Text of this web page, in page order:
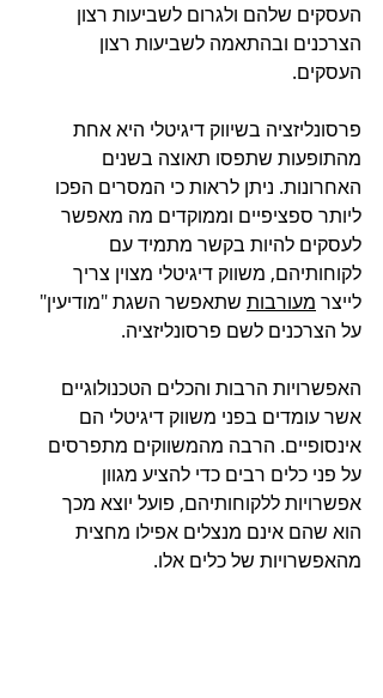
העסקים שלהם ולגרום לשביעות רצון
הצרכנים ובהתאמה לשביעות רצון
העסקים.
פרסונליזציה בשיווק דיגיטלי היא אחת
מהתופעות שתפסו תאוצה בשנים
האחרונות. ניתן לראות כי המסרים הפכו
ליותר ספציפיים וממוקדים מה מאפשר
לעסקים להיות בקשר מתמיד עם
לקוחותיהם, משווק דיגיטלי מצוין צריך
לייצר מעורבות שתאפשר השגת "מודיעין"
על הצרכנים לשם פרסונליזציה.
האפשרויות הרבות והכלים הטכנולוגיים
אשר עומדים בפני משווק דיגיטלי הם
אינסופיים. הרבה מהמשווקים מתפרסים
על פני כלים רבים כדי להציע מגוון
אפשרויות ללקוחותיהם, פועל יוצא מכך
הוא שהם אינם מנצלים אפילו מחצית
מהאפשרויות של כלים אלו.